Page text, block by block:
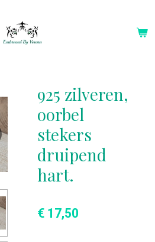
925 zilveren,
oorbel
stekers
druipend
hart.
€ 17,50